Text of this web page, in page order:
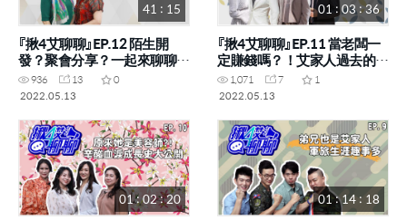
41 : 15
『揪4艾聊聊』EP.12 陌生開
發？聚會分享？一起來聊聊分
享技巧 (李寶敏STM 林儷芬
SRM)
936 13
0
2022.05.13
01 : 03 : 36
『揪4艾聊聊』EP.11 當老闆一
定賺錢嗎？！艾家人過去的經
營故事 (黃郁媛STM 黃筱粧
RM 蘇坤標RM 王駿豪STM)
1,071 7
1
2022.05.13
01 : 02 : 20 01 : 14 : 18